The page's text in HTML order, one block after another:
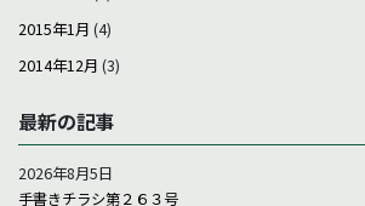
2015年1月 (4)
2014年12月 (3)
最新の記事
手書きチラシ第２６３号
2026年8月5日